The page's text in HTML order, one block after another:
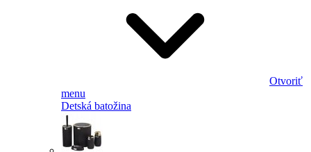
Otvoriť
menu
Detská batožina